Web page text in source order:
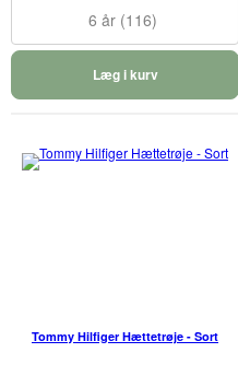
6 år (116)
Læg i kurv
Tommy Hilfiger Hættetrøje - Sort